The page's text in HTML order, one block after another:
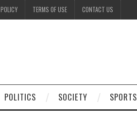
TERMS OF USE CONTACT US
POLITICS SOCIETY SPORTS